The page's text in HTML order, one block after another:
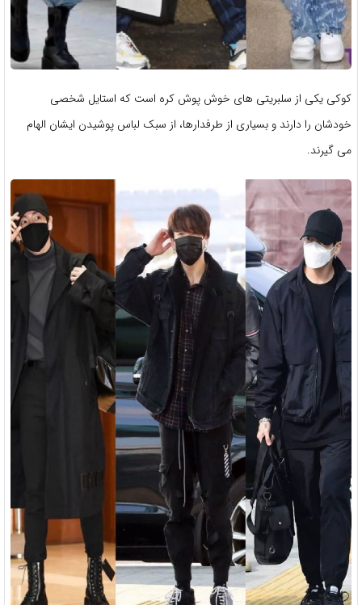
کوکی یکی از سلبریتی های خوش پوش کره است که استایل شخصی
خودشان را دارند و بسیاری از طرفدارها، از سبک لباس پوشیدن ایشان الهام
می گیرند.